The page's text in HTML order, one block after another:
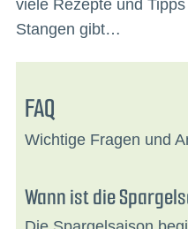
viele Rezepte und
Stangen gibt…
FAQ
Wichtige Fragen und
Wann ist die